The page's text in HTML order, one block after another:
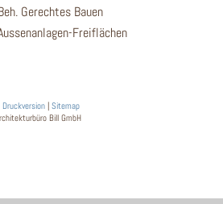
Gerechtes Bauen
Freiflächen
Druckversion | Sitemap
Bill GmbH